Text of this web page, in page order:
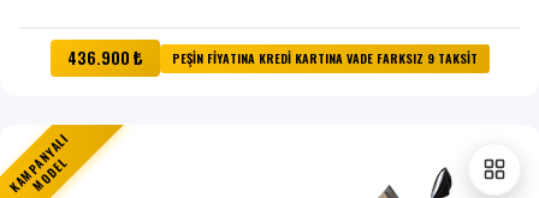
436.900 ₺ PEŞİN FİYATINA KREDİ KARTINA VADE FARKSIZ 9 TAKSİT
KAMPANYALI
MODEL